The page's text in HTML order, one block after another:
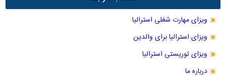
ویزای مهارت شغلی استرالیا
ویزای استرالیا برای والدین
ویزای توریستی استرالیا
درباره ما